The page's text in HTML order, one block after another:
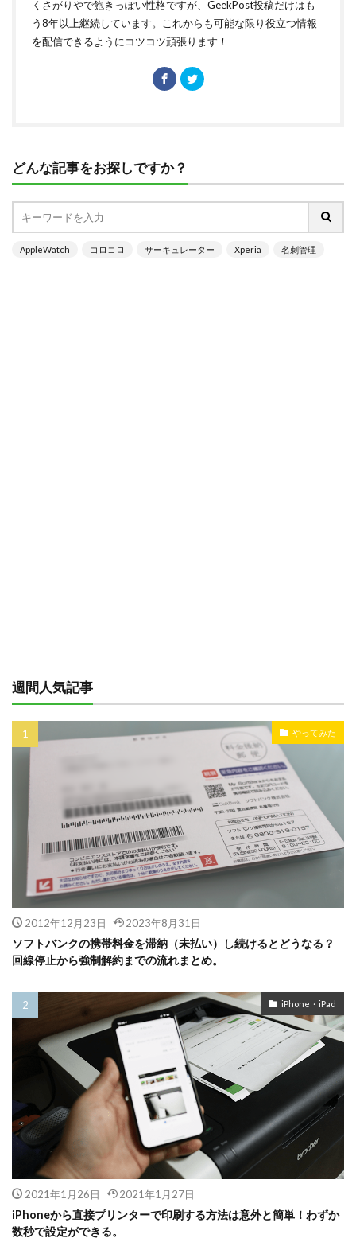
くさがりやで飽きっぽい性格ですが、GeekPost投稿だけはも
う8年以上継続しています。これからも可能な限り役立つ情報
を配信できるようにコツコツ頑張ります！
どんな記事をお探しですか？
AppleWatch コロコロ サーキュレーター Xperia 名刺管理
週間人気記事
やってみた
2012年12月23日 2023年8月31日
ソフトバンクの携帯料金を滞納（未払い）し続けるとどうなる？
回線停止から強制解約までの流れまとめ。
iPhone・iPad
2021年1月26日 2021年1月27日
iPhoneから直接プリンターで印刷する方法は意外と簡単！わずか
数秒で設定ができる。